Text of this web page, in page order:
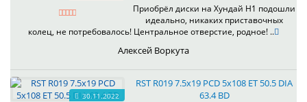
Приобрёл диски на Хундай H1 подошли
идеально, никаких приставочных
колец, не потребовалось! Центральное отверстие, родное! ..
Алексей Воркута
30.11.2022
RST R019 7.5x19 PCD 5x108 ET 50.5 DIA
63.4 BD